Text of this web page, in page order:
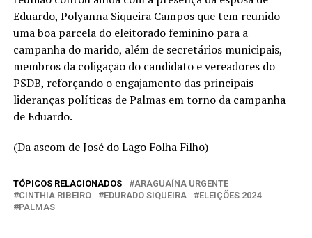
Eduardo, Polyanna Siqueira Campos que tem reunido
uma boa parcela do eleitorado feminino para a
campanha do marido, além de secretários municipais,
membros da coligação do candidato e vereadores do
PSDB, reforçando o engajamento das principais
lideranças políticas de Palmas em torno da campanha
de Eduardo.
(Da ascom de José do Lago Folha Filho)
TÓPICOS RELACIONADOS
ARAGUAÍNA URGENTE
CINTHIA RIBEIRO
EDURADO SIQUEIRA
ELEIÇÕES 2024
PALMAS